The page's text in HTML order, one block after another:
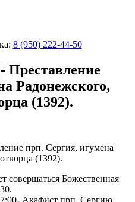
8 (950) 222-44-50
Преставление
Радонежского,
(1392).
совершаться Божественная
Акафист прп. Сергию